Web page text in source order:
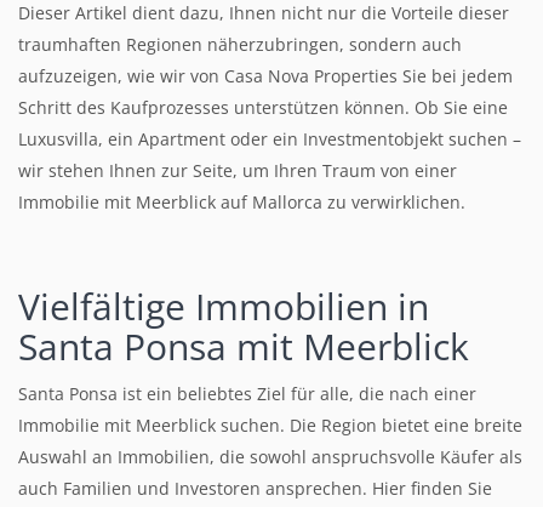
Dieser Artikel dient dazu, Ihnen nicht nur die Vorteile dieser
traumhaften Regionen näherzubringen, sondern auch
aufzuzeigen, wie wir von Casa Nova Properties Sie bei jedem
Schritt des Kaufprozesses unterstützen können. Ob Sie eine
Luxusvilla, ein Apartment oder ein Investmentobjekt suchen –
wir stehen Ihnen zur Seite, um Ihren Traum von einer
Immobilie mit Meerblick auf Mallorca zu verwirklichen.
Vielfältige Immobilien in
Santa Ponsa mit Meerblick
Santa Ponsa ist ein beliebtes Ziel für alle, die nach einer
Immobilie mit Meerblick suchen. Die Region bietet eine breite
Auswahl an Immobilien, die sowohl anspruchsvolle Käufer als
auch Familien und Investoren ansprechen. Hier finden Sie